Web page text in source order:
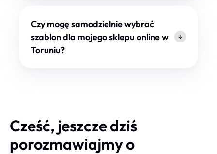
Czy mogę samodzielnie wybrać
szablon dla mojego sklepu online w
Toruniu?
Cześć, jeszcze dziś
porozmawiajmy o